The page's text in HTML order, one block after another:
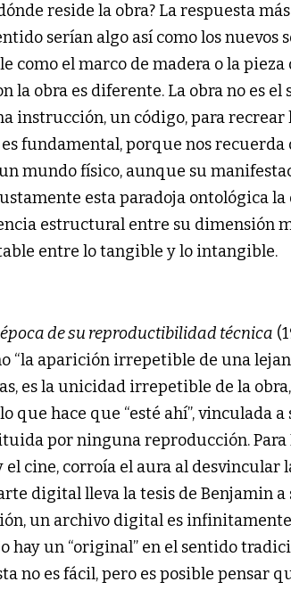
reside la obra? La respuesta
serían algo así como los nuevos
el marco de madera o la pieza
la obra es diferente. La obra no es el
instrucción, un código, para recrear
fundamental, porque nos recuerda
mundo físico, aunque su
esta paradoja ontológica
estructural entre su dimensión
entre lo tangible y lo intangible.
de su reproductibilidad técnica
“la aparición irrepetible de una
es la unicidad irrepetible de la
que hace que “esté ahí”, vinculada
por ninguna reproducción. Para
cine, corroía el aura al desvincular
digital lleva la tesis de Benjamin
un archivo digital es infinitamente
un “original” en el sentido
no es fácil, pero es posible pensar